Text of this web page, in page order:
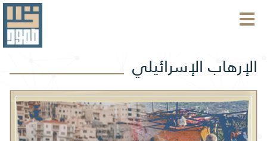
الإرهاب الإسرائيلي